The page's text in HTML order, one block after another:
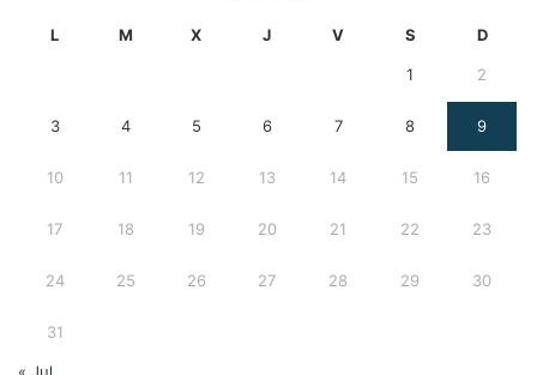
L M X J V S D
1 2
3 4 5 6 7 8 9
10 11 12 13 14 15 16
17 18 19 20 21 22 23
24 25 26 27 28 29 30
31
« Jul